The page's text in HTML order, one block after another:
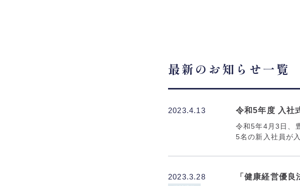
最新のお知らせ一覧
2023.4.13 令和5年度 入社
令和5年4月3日、
5名の新入社員が
2023.3.28
「健康経営優